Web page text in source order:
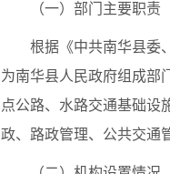
（一）部门主要职责
根据《中共南华县委
为南华县人民政府组成部
点公路、水路交通基础设
政、路政管理、公共交通